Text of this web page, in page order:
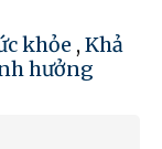
khỏe , Khả
hưởng